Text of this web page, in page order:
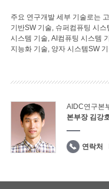
주요 연구개발 세부 기술로는
기반SW 기술, 슈퍼컴퓨팅 시
시스템 기술, AI컴퓨팅 시스템
지능화 기술, 양자 시스템SW
AIDC연구본
본부장 김강
연락처